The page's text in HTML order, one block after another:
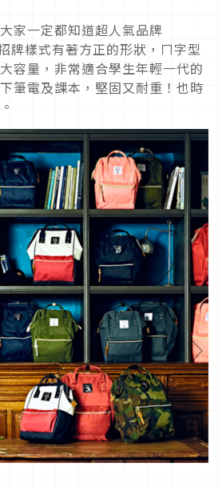
家一定都知道超人氣品牌
牌樣式有著方正的形狀，ㄇ字型
容量，非常適合學生年輕一代的
筆電及課本，堅固又耐重！也時